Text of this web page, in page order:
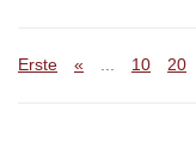
Erste
« ... 10 20